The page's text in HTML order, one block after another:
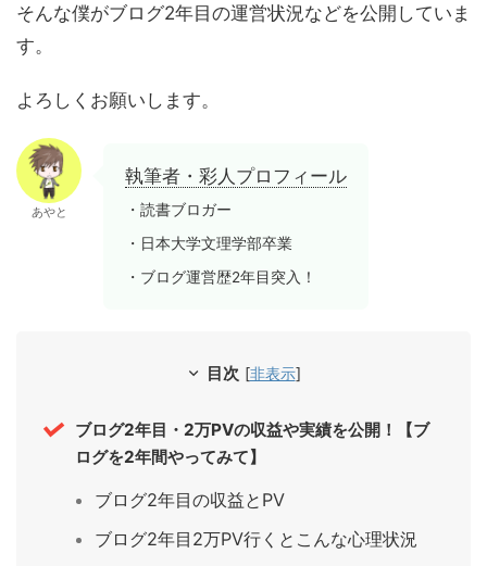
そんな僕がブログ2年目の運営状況などを公開していま
す。
よろしくお願いします。
あやと
執筆者・彩人プロフィール
・読書ブロガー
・日本大学文理学部卒業
・ブログ運営歴2年目突入！
目次 [非表示]
ブログ2年目・2万PVの収益や実績を公開！【ブ
ログを2年間やってみて】
ブログ2年目の収益とPV
ブログ2年目2万PV行くとこんな心理状況